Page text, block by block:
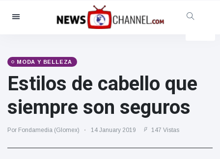
Categorías
Social y Diversión
Cine y TV
(81)
Celebridades
(13938)
Moda y Belleza
(122)
MODA Y BELLEZA
Estilos de cabello que
siempre son seguros
Por Fondamedia (Glomex) 14 January 2019 147 Vistas